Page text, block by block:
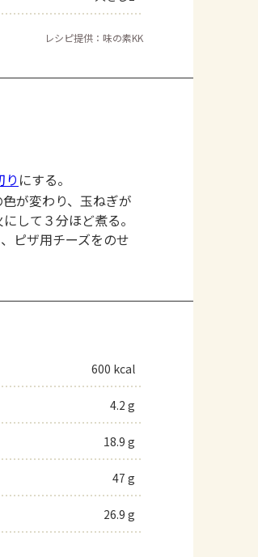
レシピ提供：味の素KK
り にする。
が変わり、玉ねぎが
して３分ほど煮る。
ピザ用チーズをのせ
600 kcal
4.2 g
18.9 g
47 g
26.9 g